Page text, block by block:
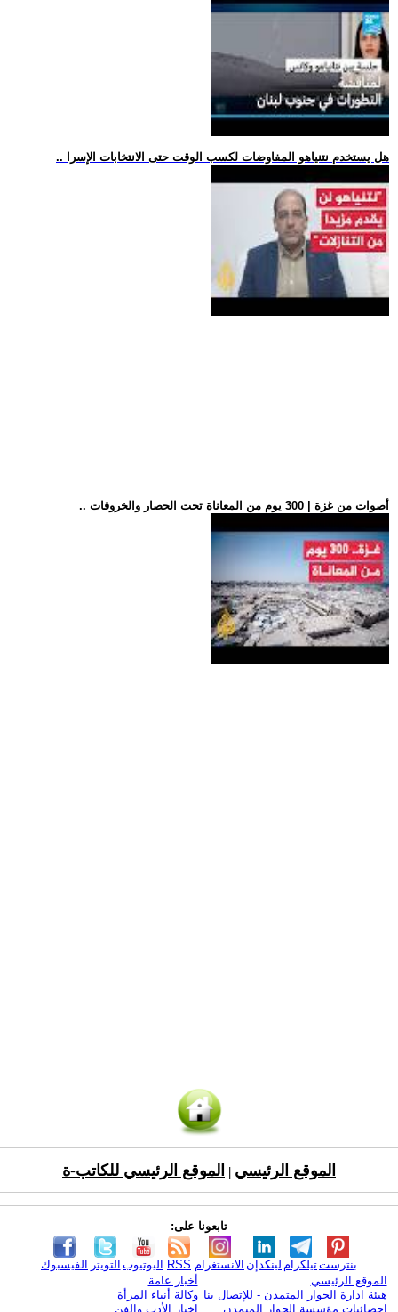
.. هل يستخدم نتنياهو المفاوضات لكسب الوقت حتى الانتخابات الإسرا
.. أصوات من غزة | 300 يوم من المعاناة تحت الحصار والخروقات
الموقع الرئيسي الموقع الرئيسي للكاتب-ة
تابعونا على:
الفيسبوك التويتر اليوتيوب RSS الانستغرام لينكدإن تيلكرامبنترست
الموقع الرئيسي
هيئة ادارة الحوار المتمدن - للإتصال بنا
إحصائيات مؤسسة الحوار المتمدن
أخبار عامة
وكالة أنباء المرأة
اخبار الأدب والفن